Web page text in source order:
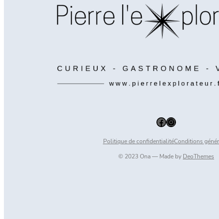
Facebook Instagram
Politique de confidentialitéConditions
© 2023 Ona — Made by DeoThemes